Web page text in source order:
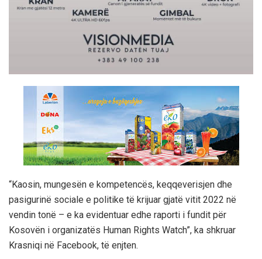
“Kaosin, mungesën e kompetencës, keqqeverisjen dhe
pasigurinë sociale e politike të krijuar gjatë vitit 2022 në
vendin tonë – e ka evidentuar edhe raporti i fundit për
Kosovën i organizatës Human Rights Watch”, ka shkruar
Krasniqi në Facebook, të enjten.